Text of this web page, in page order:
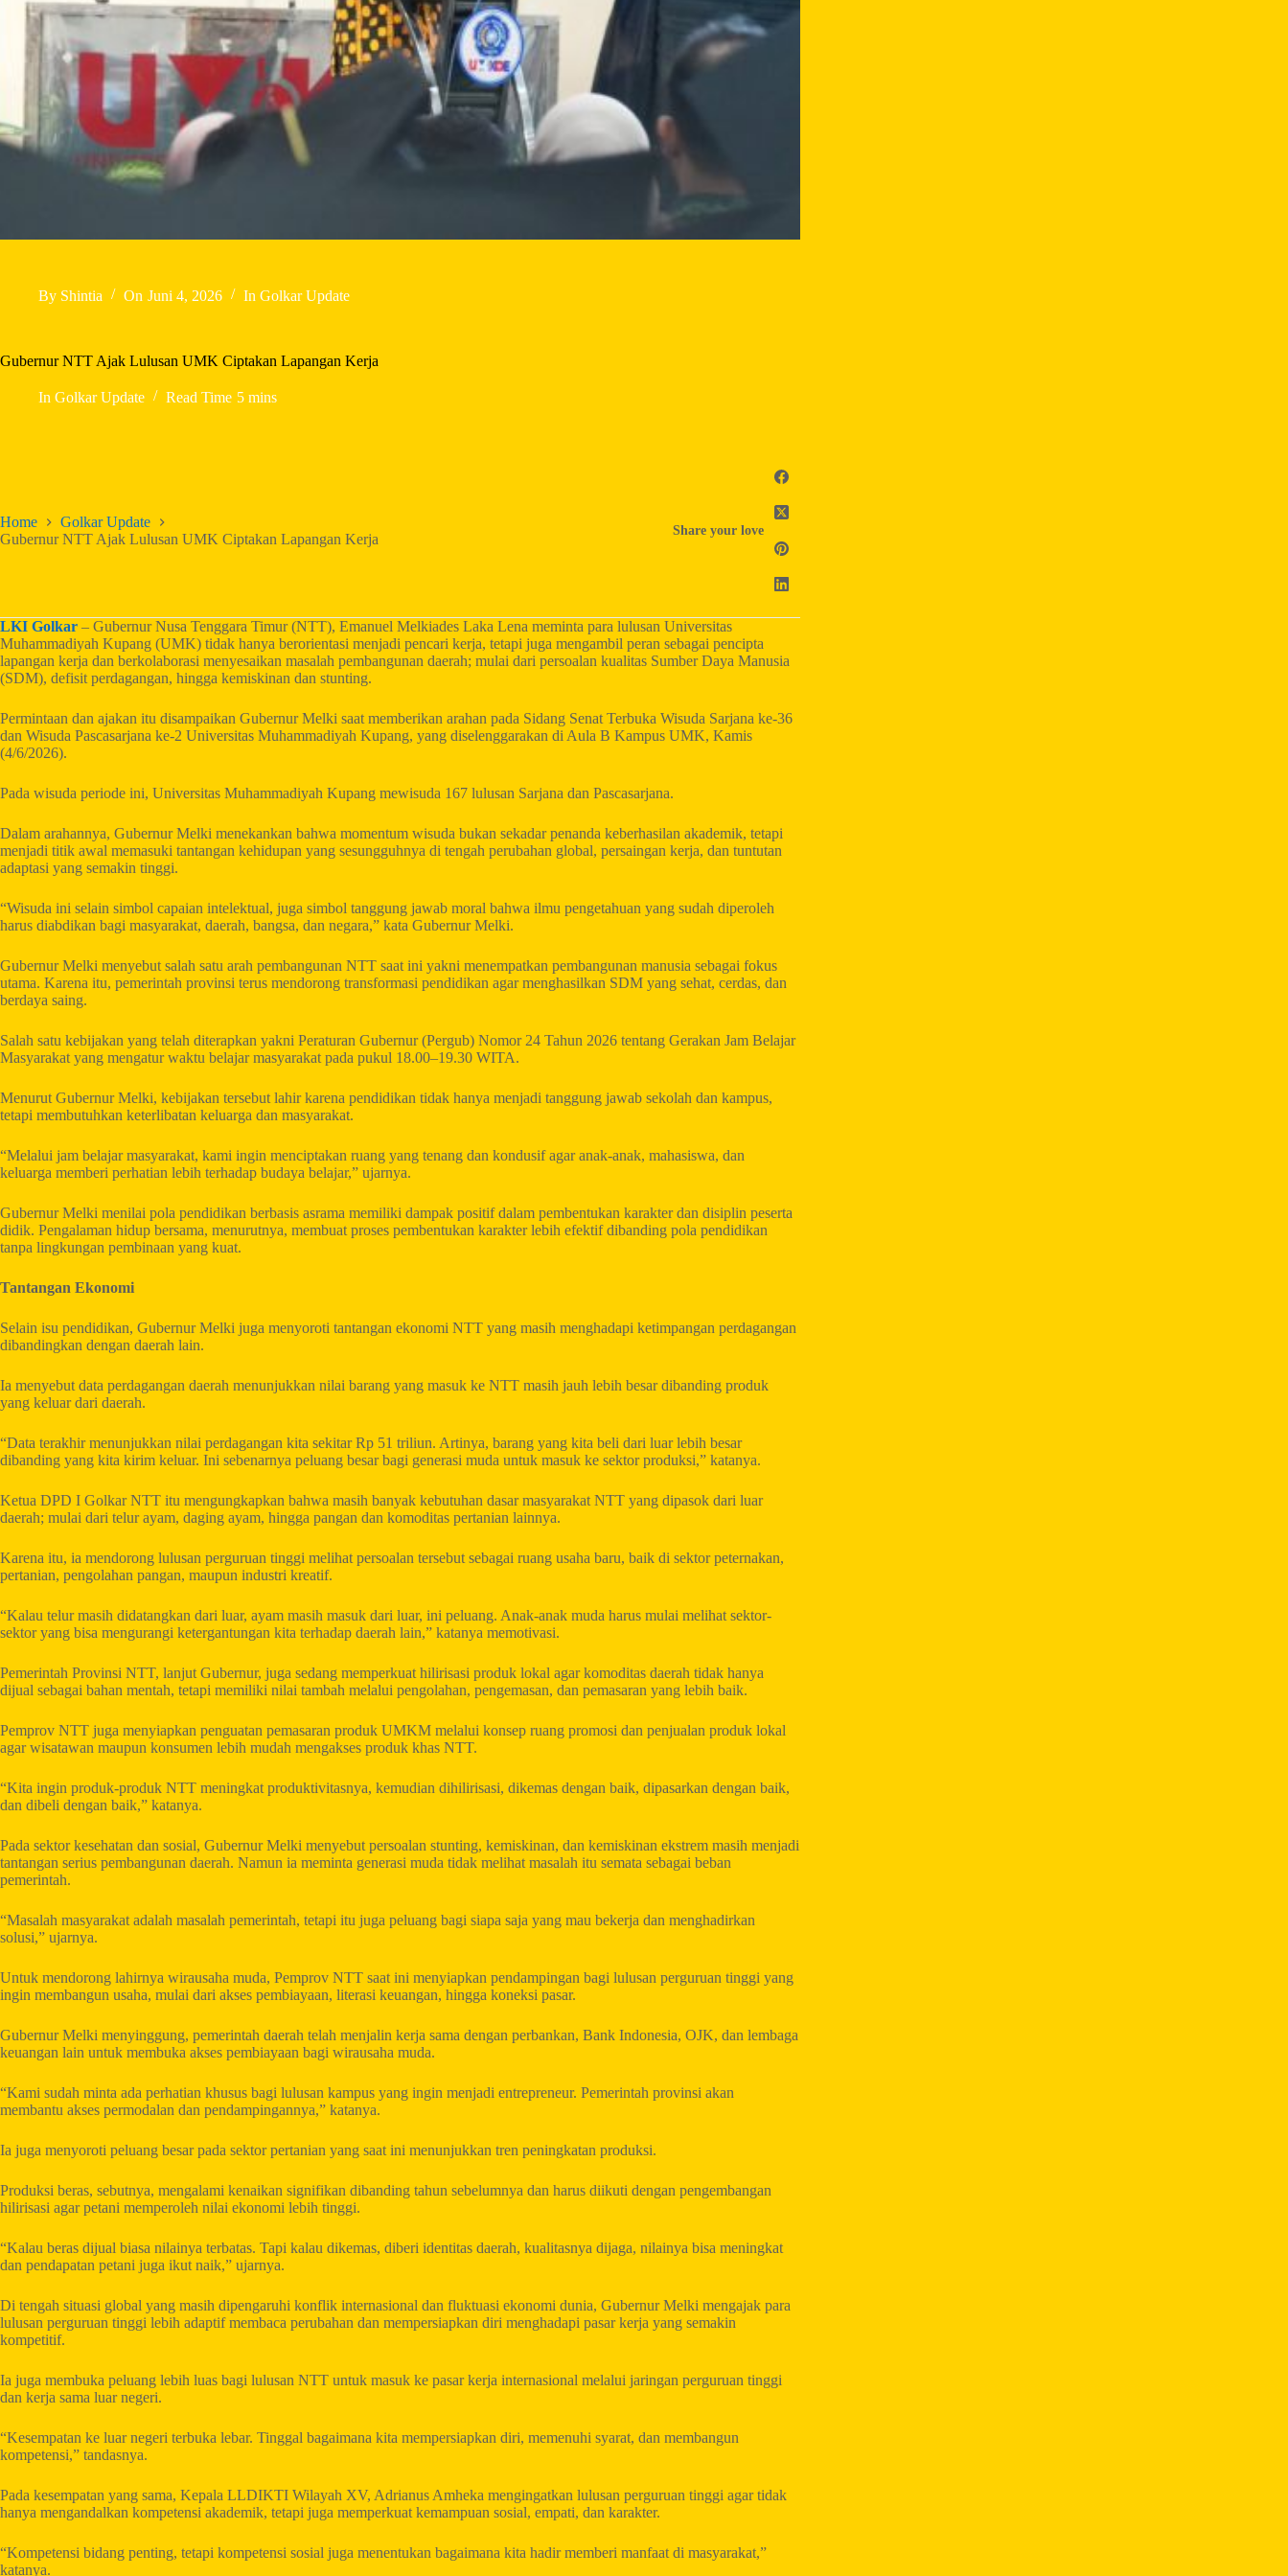
By Shintia On Juni 4, 2026 In Golkar Update
Gubernur NTT Ajak Lulusan UMK Ciptakan Lapangan Kerja
In Golkar Update Read Time 5 mins
Home
Golkar Update
Gubernur NTT Ajak Lulusan UMK Ciptakan Lapangan Kerja
Share your love
LKI Golkar – Gubernur Nusa Tenggara Timur (NTT), Emanuel Melkiades Laka Lena meminta para lulusan Universitas
Muhammadiyah Kupang (UMK) tidak hanya berorientasi menjadi pencari kerja, tetapi juga mengambil peran sebagai pencipta
lapangan kerja dan berkolaborasi menyesaikan masalah pembangunan daerah; mulai dari persoalan kualitas Sumber Daya Manusia
(SDM), defisit perdagangan, hingga kemiskinan dan stunting.
Permintaan dan ajakan itu disampaikan Gubernur Melki saat memberikan arahan pada Sidang Senat Terbuka Wisuda Sarjana ke-36
dan Wisuda Pascasarjana ke-2 Universitas Muhammadiyah Kupang, yang diselenggarakan di Aula B Kampus UMK, Kamis
(4/6/2026).
Pada wisuda periode ini, Universitas Muhammadiyah Kupang mewisuda 167 lulusan Sarjana dan Pascasarjana.
Dalam arahannya, Gubernur Melki menekankan bahwa momentum wisuda bukan sekadar penanda keberhasilan akademik, tetapi
menjadi titik awal memasuki tantangan kehidupan yang sesungguhnya di tengah perubahan global, persaingan kerja, dan tuntutan
adaptasi yang semakin tinggi.
“Wisuda ini selain simbol capaian intelektual, juga simbol tanggung jawab moral bahwa ilmu pengetahuan yang sudah diperoleh
harus diabdikan bagi masyarakat, daerah, bangsa, dan negara,” kata Gubernur Melki.
Gubernur Melki menyebut salah satu arah pembangunan NTT saat ini yakni menempatkan pembangunan manusia sebagai fokus
utama. Karena itu, pemerintah provinsi terus mendorong transformasi pendidikan agar menghasilkan SDM yang sehat, cerdas, dan
berdaya saing.
Salah satu kebijakan yang telah diterapkan yakni Peraturan Gubernur (Pergub) Nomor 24 Tahun 2026 tentang Gerakan Jam Belajar
Masyarakat yang mengatur waktu belajar masyarakat pada pukul 18.00–19.30 WITA.
Menurut Gubernur Melki, kebijakan tersebut lahir karena pendidikan tidak hanya menjadi tanggung jawab sekolah dan kampus,
tetapi membutuhkan keterlibatan keluarga dan masyarakat.
“Melalui jam belajar masyarakat, kami ingin menciptakan ruang yang tenang dan kondusif agar anak-anak, mahasiswa, dan
keluarga memberi perhatian lebih terhadap budaya belajar,” ujarnya.
Gubernur Melki menilai pola pendidikan berbasis asrama memiliki dampak positif dalam pembentukan karakter dan disiplin peserta
didik. Pengalaman hidup bersama, menurutnya, membuat proses pembentukan karakter lebih efektif dibanding pola pendidikan
tanpa lingkungan pembinaan yang kuat.
Tantangan Ekonomi
Selain isu pendidikan, Gubernur Melki juga menyoroti tantangan ekonomi NTT yang masih menghadapi ketimpangan perdagangan
dibandingkan dengan daerah lain.
Ia menyebut data perdagangan daerah menunjukkan nilai barang yang masuk ke NTT masih jauh lebih besar dibanding produk
yang keluar dari daerah.
“Data terakhir menunjukkan nilai perdagangan kita sekitar Rp 51 triliun. Artinya, barang yang kita beli dari luar lebih besar
dibanding yang kita kirim keluar. Ini sebenarnya peluang besar bagi generasi muda untuk masuk ke sektor produksi,” katanya.
Ketua DPD I Golkar NTT itu mengungkapkan bahwa masih banyak kebutuhan dasar masyarakat NTT yang dipasok dari luar
daerah; mulai dari telur ayam, daging ayam, hingga pangan dan komoditas pertanian lainnya.
Karena itu, ia mendorong lulusan perguruan tinggi melihat persoalan tersebut sebagai ruang usaha baru, baik di sektor peternakan,
pertanian, pengolahan pangan, maupun industri kreatif.
“Kalau telur masih didatangkan dari luar, ayam masih masuk dari luar, ini peluang. Anak-anak muda harus mulai melihat sektor-
sektor yang bisa mengurangi ketergantungan kita terhadap daerah lain,” katanya memotivasi.
Pemerintah Provinsi NTT, lanjut Gubernur, juga sedang memperkuat hilirisasi produk lokal agar komoditas daerah tidak hanya
dijual sebagai bahan mentah, tetapi memiliki nilai tambah melalui pengolahan, pengemasan, dan pemasaran yang lebih baik.
Pemprov NTT juga menyiapkan penguatan pemasaran produk UMKM melalui konsep ruang promosi dan penjualan produk lokal
agar wisatawan maupun konsumen lebih mudah mengakses produk khas NTT.
“Kita ingin produk-produk NTT meningkat produktivitasnya, kemudian dihilirisasi, dikemas dengan baik, dipasarkan dengan baik,
dan dibeli dengan baik,” katanya.
Pada sektor kesehatan dan sosial, Gubernur Melki menyebut persoalan stunting, kemiskinan, dan kemiskinan ekstrem masih menjadi
tantangan serius pembangunan daerah. Namun ia meminta generasi muda tidak melihat masalah itu semata sebagai beban
pemerintah.
“Masalah masyarakat adalah masalah pemerintah, tetapi itu juga peluang bagi siapa saja yang mau bekerja dan menghadirkan
solusi,” ujarnya.
Untuk mendorong lahirnya wirausaha muda, Pemprov NTT saat ini menyiapkan pendampingan bagi lulusan perguruan tinggi yang
ingin membangun usaha, mulai dari akses pembiayaan, literasi keuangan, hingga koneksi pasar.
Gubernur Melki menyinggung, pemerintah daerah telah menjalin kerja sama dengan perbankan, Bank Indonesia, OJK, dan lembaga
keuangan lain untuk membuka akses pembiayaan bagi wirausaha muda.
“Kami sudah minta ada perhatian khusus bagi lulusan kampus yang ingin menjadi entrepreneur. Pemerintah provinsi akan
membantu akses permodalan dan pendampingannya,” katanya.
Ia juga menyoroti peluang besar pada sektor pertanian yang saat ini menunjukkan tren peningkatan produksi.
Produksi beras, sebutnya, mengalami kenaikan signifikan dibanding tahun sebelumnya dan harus diikuti dengan pengembangan
hilirisasi agar petani memperoleh nilai ekonomi lebih tinggi.
“Kalau beras dijual biasa nilainya terbatas. Tapi kalau dikemas, diberi identitas daerah, kualitasnya dijaga, nilainya bisa meningkat
dan pendapatan petani juga ikut naik,” ujarnya.
Di tengah situasi global yang masih dipengaruhi konflik internasional dan fluktuasi ekonomi dunia, Gubernur Melki mengajak para
lulusan perguruan tinggi lebih adaptif membaca perubahan dan mempersiapkan diri menghadapi pasar kerja yang semakin
kompetitif.
Ia juga membuka peluang lebih luas bagi lulusan NTT untuk masuk ke pasar kerja internasional melalui jaringan perguruan tinggi
dan kerja sama luar negeri.
“Kesempatan ke luar negeri terbuka lebar. Tinggal bagaimana kita mempersiapkan diri, memenuhi syarat, dan membangun
kompetensi,” tandasnya.
Pada kesempatan yang sama, Kepala LLDIKTI Wilayah XV, Adrianus Amheka mengingatkan lulusan perguruan tinggi agar tidak
hanya mengandalkan kompetensi akademik, tetapi juga memperkuat kemampuan sosial, empati, dan karakter.
“Kompetensi bidang penting, tetapi kompetensi sosial juga menentukan bagaimana kita hadir memberi manfaat di masyarakat,”
katanya.